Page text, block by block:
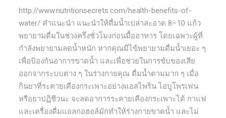
http://www.nutritionsecrets.com/health-benefits-of-
water/ คำแนะนำ แนะนำให้ดื่มน้ำเปล่าสะอาด 8–10 แก้ว
พยายามดื่มในช่วงครึ่งชั่วโมงก่อนมื้ออาหาร โดยเฉพาะผู้ที่
กำลังพยายามลดน้ำหนัก หากคุณมีไข้พยายามดื่มน้ำเยอะ ๆ
เพื่อป้องกันอาการขาดน้ำ และเพื่อช่วยในการขับของเสีย
ออกจากระบบต่าง ๆ ในร่างกายคุณ ดื่มน้ำตามมาก ๆ เมื่อ
กินยาที่ระคายเคืองกระเพาะอย่างแอสไพริน ไอบูโพรเฟน
หรือยาปฏิชีวนะ จะลดอาการระคายเคืองกระเพาะได้ กาแฟ
และเครื่องดื่มแอลกอฮอล์มักทำให้ร่างกายขาดน้ำ และไม่